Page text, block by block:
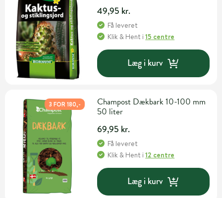
49,95 kr.
Få leveret
Klik & Hent i15 centre
Læg i kurv
3 FOR 180,-
Champost Dækbark 10-100 mm
50 liter
69,95 kr.
Få leveret
Klik & Hent i12 centre
Læg i kurv